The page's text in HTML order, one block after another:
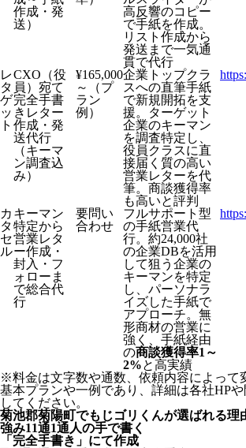
作成・発
送）
高反響のコピー
で手紙を作成。
リスト作成から
発送まで一気通
貫で代行
レ
タ
ゲ
ッ
ト
CXO（役
員）宛て
完全手書
きレター
作成・発
送代行
（キーマ
ン調査込
み）
¥165,000
～（プ
ラン
例）
企業トップクラ
スへの直筆手紙
で新規開拓を支
援。ターゲット
企業のキーマン
を調査特定し、
役員クラスに直
接届く質の高い
営業レターを代
筆。商談獲得率
も高いと評判
カ
タ
セ
ル
キーマン
特定から
営業レタ
ー作成・
封入・フ
ォローま
で総合代
行
要問い
合わせ
フルサポート型
の手紙営業代
行。約24,000社
の企業DBを活用
して狙う企業の
キーマンを特定
し、パーソナラ
イズした手紙で
アプローチ。無
形商材の営業に
強く、手紙経由
の商談獲得率1～
2%と高実績
※料金は文字数や通数、依頼内容によって
基本プランや一例であり、詳細は各社HP
してください。​
菊池郡菊陽町でもじゴリくんが選ばれる理
強み11通1通人の手で書く
「完全手書き」にて作成